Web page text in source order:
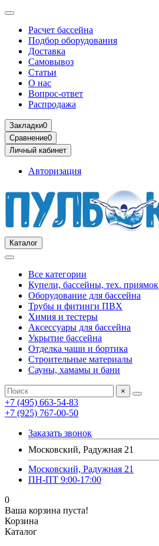
Расчет бассейна
Подбор оборудования
Доставка
Самовывоз
Статьи
О нас
Вопрос-ответ
Распродажа
Закладки0
Сравнение0
Личный кабинет
Авторизация
Каталог
Все категории
Купели, бассейны, тех. приямок
Оборудование для бассейна
Трубы и фитинги ПВХ
Химия и тестеры
Аксессуары для бассейна
Укрытие бассейна
Отделка чаши и бортика
Строительные материалы
Сауны, хамамы и бани
×
+7 (495) 663-54-83
+7 (925) 767-00-50
Заказать звонок
Московский, Радужная 21
Московский, Радужная 21
ПН-ПТ 9:00-17:00
0
Ваша корзина пуста!
Корзина
Каталог